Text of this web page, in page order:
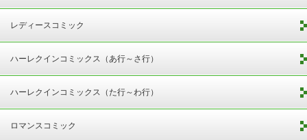
レディースコミック
ハーレクインコミックス（あ行～さ行）
ハーレクインコミックス（た行～わ行）
ロマンスコミック